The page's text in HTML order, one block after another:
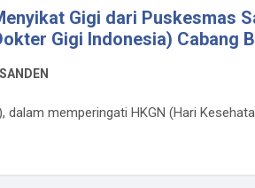
Gigi dari Puskesmas
Gigi Indonesia) Cabang
dalam memperingati HKGN (Hari Kesehata